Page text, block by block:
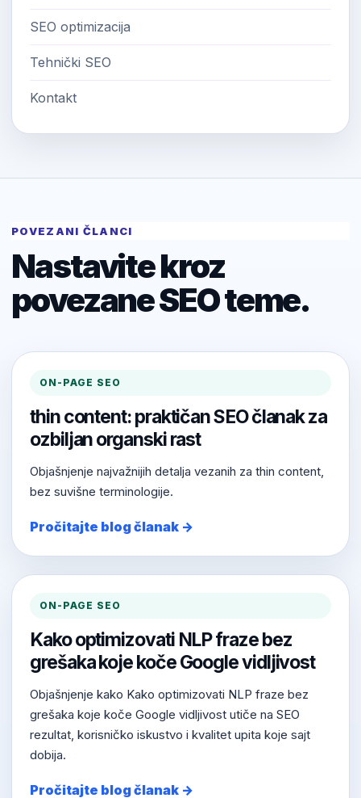
SEO optimizacija
Tehnički SEO
Kontakt
POVEZANI ČLANCI
Nastavite kroz
povezane SEO teme.
ON-PAGE SEO
thin content: praktičan SEO članak za
ozbiljan organski rast
Objašnjenje najvažnijih detalja vezanih za thin content,
bez suvišne terminologije.
Pročitajte blog članak →
ON-PAGE SEO
Kako optimizovati NLP fraze bez
grešaka koje koče Google vidljivost
Objašnjenje kako Kako optimizovati NLP fraze bez
grešaka koje koče Google vidljivost utiče na SEO
rezultat, korisničko iskustvo i kvalitet upita koje sajt
dobija.
Pročitajte blog članak →